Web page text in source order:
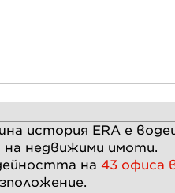
история ERA e
на недвижими имоти.
на 43 офиса